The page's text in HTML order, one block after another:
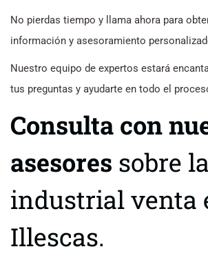
No pierdas tiempo y llama ahora para
información y asesoramiento
Nuestro equipo de expertos estará
tus preguntas y ayudarte en todo el
Consulta con
asesores sobre
industrial venta
Illescas.